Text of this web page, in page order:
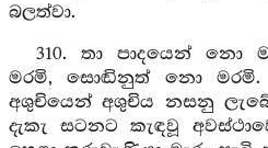
බලත්වා.
310. තා පාදයෙන්
මරමි, සොඬිනුත් නො මරමි.
අශුචියෙන් අශුචිය නසනු
දැකැ සටනට කැඳවූ